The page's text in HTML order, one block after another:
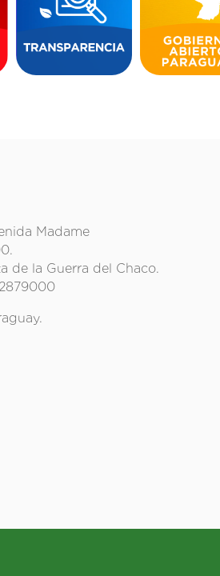
Madame
de la Guerra del Chaco.